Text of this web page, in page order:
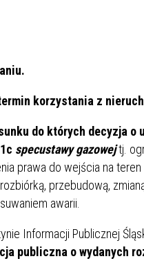
korzystania z
do których decyzja
specustawy gazowejtj.
prawa do wejścia na
przebudową,
awarii.
Informacji Publicznej
publiczna o wydanych